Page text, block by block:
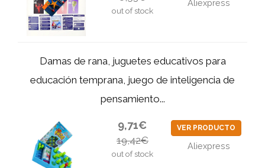
out of stock
Aliexpress
Damas de rana, juguetes educativos para
educación temprana, juego de inteligencia de
pensamiento...
9,71€
19,42€
out of stock
VER PRODUCTO
Aliexpress